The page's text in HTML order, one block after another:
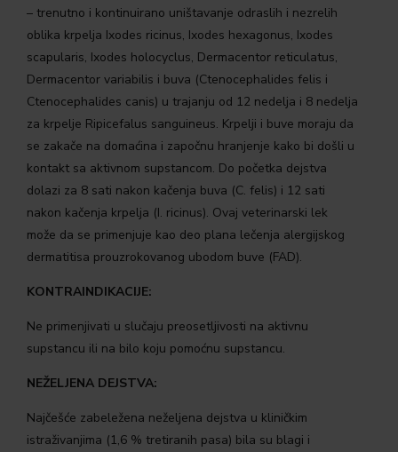
– trenutno i kontinuirano uništavanje odraslih i nezrelih
oblika krpelja Ixodes ricinus, Ixodes hexagonus, Ixodes
scapularis, Ixodes holocyclus, Dermacentor reticulatus,
Dermacentor variabilis i buva (Ctenocephalides felis i
Ctenocephalides canis) u trajanju od 12 nedelja i 8 nedelja
za krpelje Ripicefalus sanguineus. Krpelji i buve moraju da
se zakače na domaćina i započnu hranjenje kako bi došli u
kontakt sa aktivnom supstancom. Do početka dejstva
dolazi za 8 sati nakon kačenja buva (C. felis) i 12 sati
nakon kačenja krpelja (I. ricinus). Ovaj veterinarski lek
može da se primenjuje kao deo plana lečenja alergijskog
dermatitisa prouzrokovanog ubodom buve (FAD).
KONTRAINDIKACIJE:
Ne primenjivati u slučaju preosetljivosti na aktivnu
supstancu ili na bilo koju pomoćnu supstancu.
NEŽELJENA DEJSTVA:
Najčešće zabeležena neželjena dejstva u kliničkim
istraživanjima (1,6 % tretiranih pasa) bila su blagi i